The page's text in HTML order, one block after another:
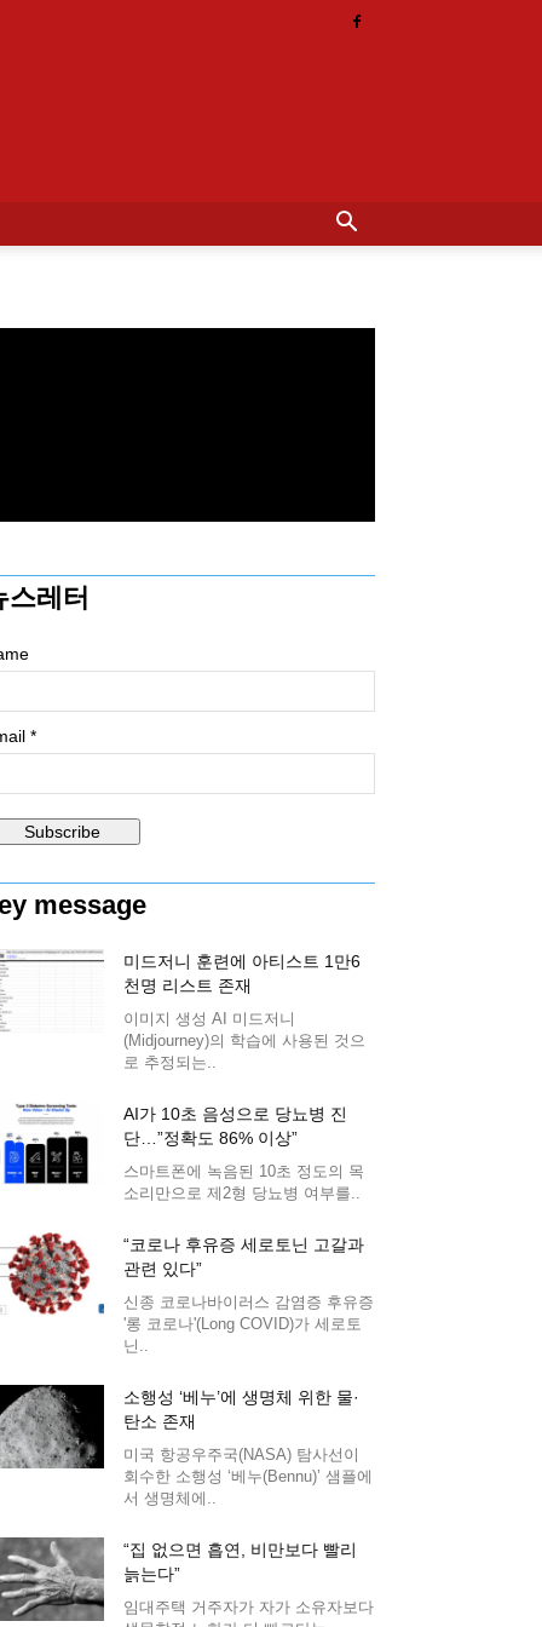
스레터
*
message
미드저니 훈련에 아티스트 1만6
천명 리스트 존재
이미지 생성 AI 미드저니
(Midjourney)의 학습에 사용된 것으
로 추정되는..
AI가 10초 음성으로 당뇨병 진
단…”정확도 86% 이상”
스마트폰에 녹음된 10초 정도의 목
소리만으로 제2형 당뇨병 여부를..
“코로나 후유증 세로토닌 고갈과
관련 있다”
신종 코로나바이러스 감염증 후유증
'롱 코로나'(Long COVID)가 세로토
닌..
소행성 ‘베누’에 생명체 위한 물·
탄소 존재
미국 항공우주국(NASA) 탐사선이
회수한 소행성 ‘베누(Bennu)’ 샘플에
서 생명체에..
“집 없으면 흡연, 비만보다 빨리
늙는다”
임대주택 거주자가 자가 소유자보다